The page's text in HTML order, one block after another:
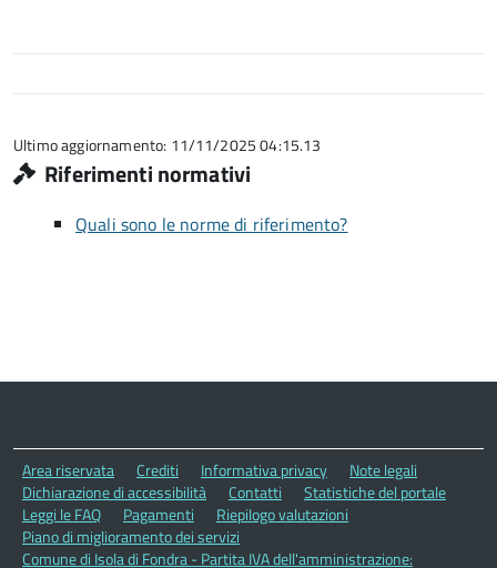
Ultimo aggiornamento: 11/11/2025 04:15.13
Riferimenti normativi
Quali sono le norme di riferimento?
Area riservata Crediti Informativa privacy
Note legali
Dichiarazione di accessibilità
Contatti
Statistiche del portale
Leggi le FAQ
Pagamenti
Riepilogo valutazioni
Piano di miglioramento dei servizi
Comune di Isola di Fondra - Partita IVA dell'amministrazione: